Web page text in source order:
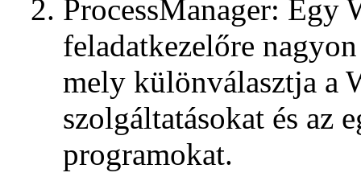
ProcessManager: Egy
feladatkezelőre
mely különválasztja a
szolgáltatásokat és az
programokat.